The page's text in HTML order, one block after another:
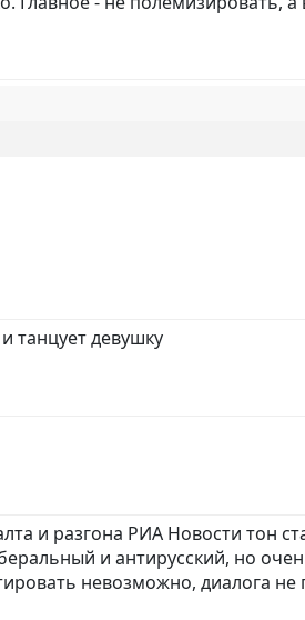
танцует девушку
и разгона РИА Новости тон
и антирусский, но
невозможно, диалога не